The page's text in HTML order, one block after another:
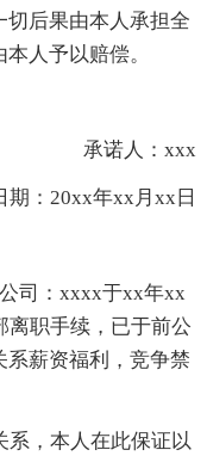
后果由本人承担全
人予以赔偿。
承诺人：xxx
：20xx年xx月xx日
司：xxxx于xx年xx
离职手续，已于前公
薪资福利，竞争禁
系，本人在此保证以